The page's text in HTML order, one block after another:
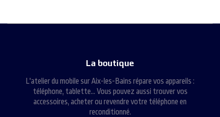
La boutique
L'atelier du mobile sur Aix-les-Bains répare vos appareils :
téléphone, tablette... Vous pouvez aussi trouver vos
accessoires, acheter ou revendre votre téléphone en
reconditionné.